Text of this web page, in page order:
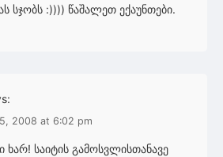
სჯობს :)))) წაშალეთ ექაუნთები.
2008 at 6:02 pm
ხარ! საიტის გამოსვლისთანავე